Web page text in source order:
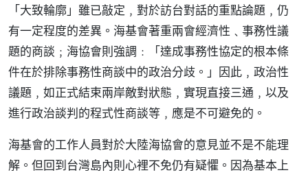
「大致輪廓」雖已敲定﹐對於訪台對話的重點論題﹐仍
有一定程度的差異。海基會著重兩會經濟性﹑事務性議
題的商談﹔海協會則強調﹕「達成事務性協定的根本條
件在於排除事務性商談中的政治分歧。」因此﹐政治性
議題﹐如正式結束兩岸敵對狀態﹐實現直接三通﹐以及
進行政治談判的程式性商談等﹐應是不可避免的。
海基會的工作人員對於大陸海協會的意見並不是不能理
解。但回到台灣島內則心裡不免仍有疑懼。因為基本上